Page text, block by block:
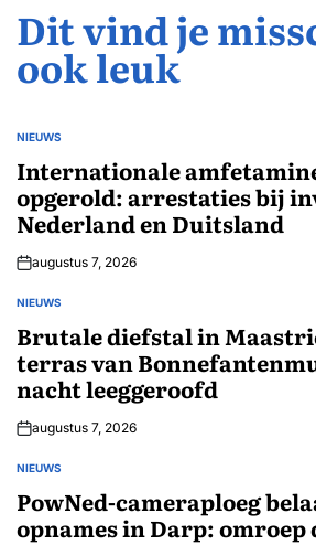
Dit vind je
ook leuk
GEPLAATST
NIEUWS
Internationale
opgerold: arrestaties bij
Nederland en Duitsland
augustus 7, 2026
GEPLAATST
NIEUWS
Brutale diefstal in
terras van
nacht leeggeroofd
augustus 7, 2026
GEPLAATST
NIEUWS
PowNed-cameraploeg
opnames in Darp: omroep